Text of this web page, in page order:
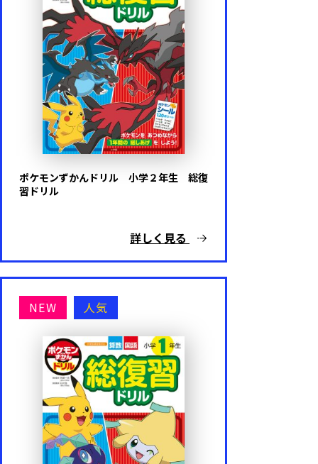
ポケモンずかんドリル 小学２年生 総復
習ドリル
詳しく見る
NEW 人気